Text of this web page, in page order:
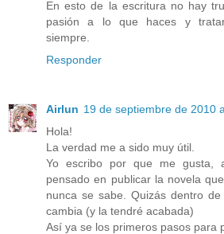
En esto de la escritura no hay
pasión a lo que haces y
siempre.
Responder
Airlun 19 de septiembre de 2010
Hola!
La verdad me a sido muy útil.
Yo escribo por que me gusta,
pensado en publicar la novela
nunca se sabe. Quizás dentro
cambia (y la tendré acabada)
Así ya se los primeros pasos para